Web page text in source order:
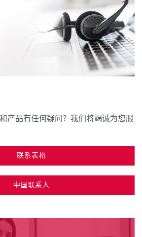
产品有任何疑问？我们将竭诚为您服
联系表格
中国联系人